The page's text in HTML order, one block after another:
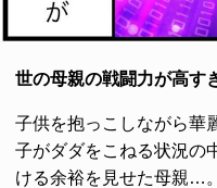
世の母親の戦闘力が高す
子供を抱っこしながら華
子がダダをこねる状況の
ける余裕を見せた母親…。